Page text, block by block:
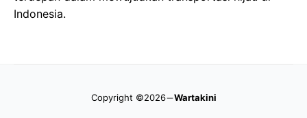
Indonesia.
Copyright ©2026 Wartakini